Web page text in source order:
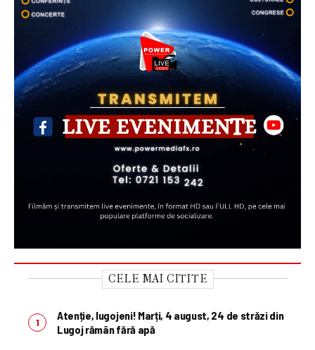
CELE MAI CITITE
Atenție, lugojeni! Marți, 4 august, 24 de străzi din
Lugoj rămân fără apă